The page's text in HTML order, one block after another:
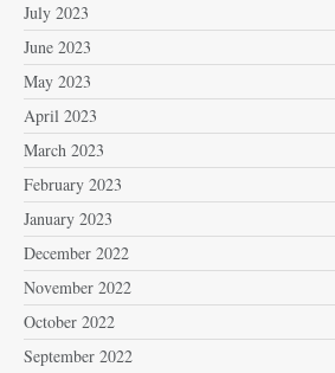
July 2023
June 2023
May 2023
April 2023
March 2023
February 2023
January 2023
December 2022
November 2022
October 2022
September 2022